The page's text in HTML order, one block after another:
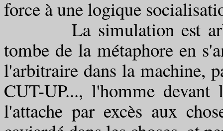
force à une logique
La simulation est
tombe de la métaphore en
l'arbitraire dans la machine,
CUT-UP..., l'homme
l'attache par excès aux